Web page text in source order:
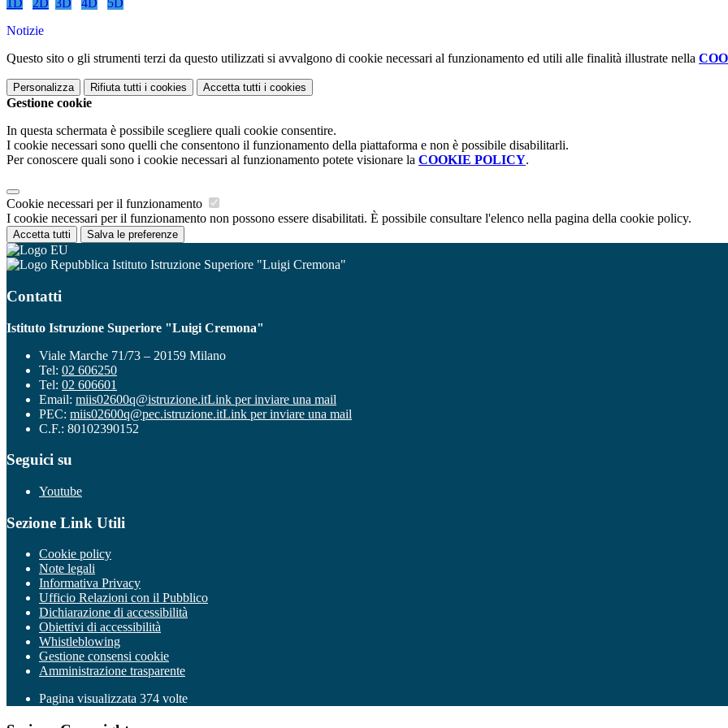
1D
2D 3D 4D
5D
Notizie
Questo sito o gli strumenti terzi da questo utilizzati si avvalgono di cookie necessari al funzionamento ed utili alle finalità illustrate nella
Personalizza Rifiuta tutti i cookies Accetta tutti i cookies
Gestione cookie
In questa schermata è possibile scegliere quali cookie consentire.
I cookie necessari sono quelli che consentono il funzionamento della piattaforma e non è possibile disabilitarli.
Per conoscere quali sono i cookie necessari al funzionamento potete visionare la COOKIE POLICY.
Cookie necessari per il funzionamento
I cookie necessari per il funzionamento non possono essere disabilitati. È possibile consultare l'elenco nella pagina della cookie policy.
Accetta tutti Salva le preferenze
Istituto Istruzione Superiore "Luigi Cremona"
Contatti
Istituto Istruzione Superiore "Luigi Cremona"
Viale Marche 71/73 – 20159 Milano
Tel: 02 606250
Tel: 02 606601
Email: miis02600q@istruzione.itLink per inviare una mail
PEC: miis02600q@pec.istruzione.itLink per inviare una mail
C.F.: 80102390152
Seguici su
Youtube
Sezione Link Utili
Cookie policy
Note legali
Informativa Privacy
Ufficio Relazioni con il Pubblico
Dichiarazione di accessibilità
Obiettivi di accessibilità
Whistleblowing
Gestione consensi cookie
Amministrazione trasparente
Pagina visualizzata 374 volte